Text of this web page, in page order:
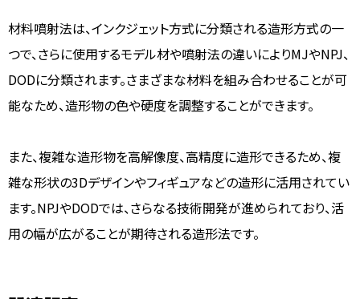
材料噴射法は、インクジェット方式に分類される造形方式の一
つで、さらに使用するモデル材や噴射法の違いによりMJやNPJ、
DODに分類されます。さまざまな材料を組み合わせることが可
能なため、造形物の色や硬度を調整することができます。
また、複雑な造形物を高解像度、高精度に造形できるため、複
雑な形状の3Dデザインやフィギュアなどの造形に活用されてい
ます。NPJやDODでは、さらなる技術開発が進められており、活
用の幅が広がることが期待される造形法です。